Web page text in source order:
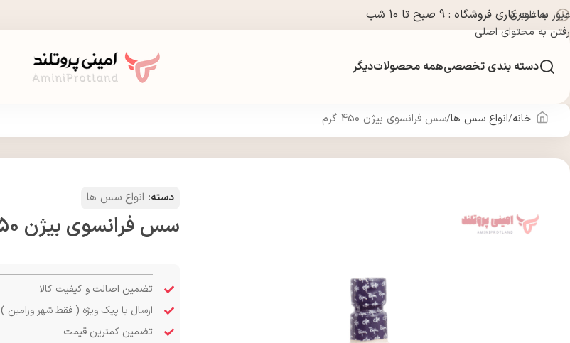
عبور به ناوبری
رفتن به محتوای اصلی
ساعت کاری فروشگاه : 9 صبح تا 10 شب
دسته بندی تخصصیهمه محصولاتدیگر
خانه انواع سس ها سس فرانسوی بيژن 450 گرم
دسته: انواع سس ها
سس فرانسوی بيژن 450 گرم
تضمین اصالت و کیفیت کالا
ارسال با پیک ویژه ( فقط شهر ورامین )
تضمین کمترین قیمت